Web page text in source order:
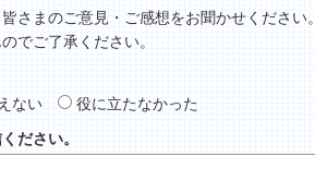
さまのご意見・ご感想をお聞かせください。
でご了承ください。
ない
役に立たなかった
ださい。